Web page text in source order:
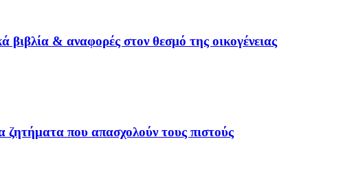
& αναφορές στον θεσμό της οικογένειας
ζητήματα που απασχολούν τους πιστούς